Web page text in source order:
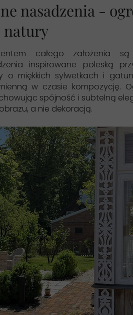
nasadzenia -
natury
całego założenia są
inspirowane poleską
o miękkich sylwetkach i
w czasie kompozycję.
spójność i subtelną
a nie dekoracją.